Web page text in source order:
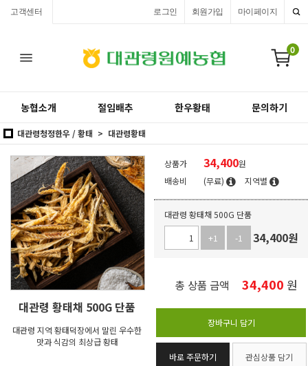
고객센터 마이페이지
회원가입
로그인
0
농협소개 절임배추 한우황태 문의하기
대관령청정한우 / 황태 대관령황태
대관령 황태채 500G 단품
대관령 지역 황태덕장에서 말린 우수한
맛과 식감의 최상급 황태
상품가 34,400원
배송비
(무료) 지역별
대관령 황태채 500G 단품
+1
-1 34,400원
총 상품 금액 34,400 원
장바구니 담기
바로 주문하기 관심상품 담기